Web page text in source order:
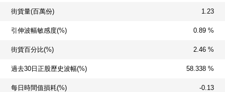
街貨量(百萬份) 1.23
引伸波幅敏感度(%) 0.89 %
街貨百分比(%) 2.46 %
過去30日正股歷史波幅(%) 58.338 %
每日時間值損耗(%) -0.13